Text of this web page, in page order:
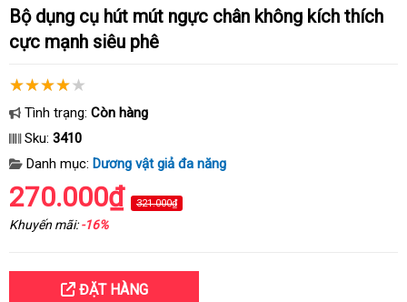
Bộ dụng cụ hút mút ngực chân không kích thích
cực mạnh siêu phê
Tình trạng: Còn hàng
Sku: 3410
Danh mục: Dương vật giả đa năng
270.000₫ 321.000₫
Khuyến mãi:-16%
ĐẶT HÀNG